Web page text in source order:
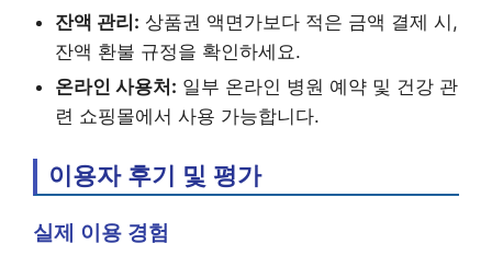
잔액 관리: 상품권 액면가보다 적은 금액 결제 시,
잔액 환불 규정을 확인하세요.
온라인 사용처: 일부 온라인 병원 예약 및 건강 관
련 쇼핑몰에서 사용 가능합니다.
이용자 후기 및 평가
실제 이용 경험